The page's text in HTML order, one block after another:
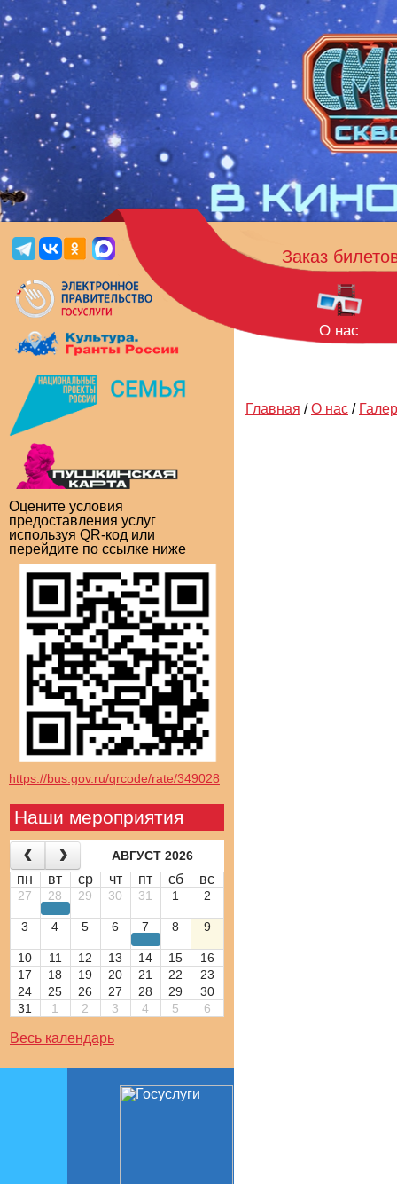
Оцените условия
предоставления услуг
используя QR-код или
перейдите по ссылке ниже
https://bus.gov.ru/qrcode/rate/349028
Наши мероприятия
АВГУСТ 2026
пн вт ср чт пт сб вс
27 28 29 30 31 1 2
3 4 5 6 7 8 9
10 11 12 13 14 15
16
17
18 19 20 21 22
23
24
25 26 27 28 29
30
31
1 2 3 4 5 6
Весь календарь
Заказ
О нас
Главная / О нас /